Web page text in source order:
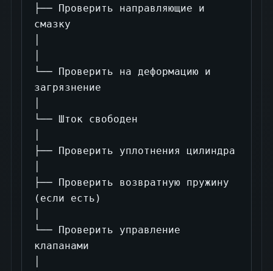
├── Проверить направляющие и
смазку
└── Проверить на деформацию и
загрязнение
└── Шток свободен
├── Проверить уплотнения цилиндра
├── Проверить возвратную пружину
(если есть)
└── Проверить управление
клапанами